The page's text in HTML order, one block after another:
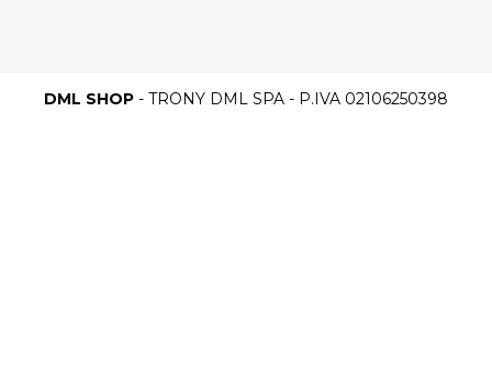
DML SHOP - TRONY DML SPA - P.IVA 02106250398